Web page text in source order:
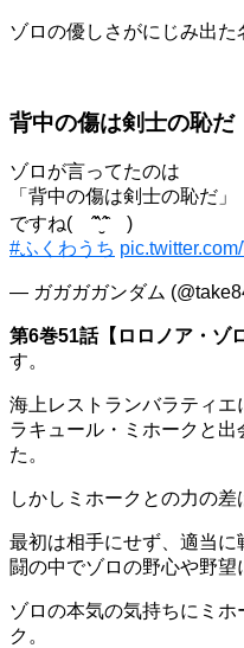
ゾロの優しさがにじみ出た
背中の傷は剣士の恥だ
ゾロが言ってたのは
「背中の傷は剣士の恥だ」
ですね( ˆ̑‵̮ˆ̑ )
#ふくわうち
— ガガガガンダム
第6巻51話【ロロノア・ゾ
す。
海上レストランバラティエ
ラキュール・ミホークと
た。
しかしミホークとの力の差
最初は相手にせず、適当
闘の中でゾロの野心や野望
ゾロの本気の気持ちにミ
ク。